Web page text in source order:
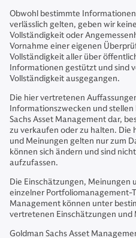
Obwohl bestimmte
verlässlich gelten, geben wir
Vollständigkeit oder
Vornahme einer eigenen
Vollständigkeit aller über
Informationen gestützt und sind
Vollständigkeit ausgegangen.
Die hier vertretenen
Informationszwecken und
Sachs Asset Management dar,
zu verkaufen oder zu halten. Die
und Meinungen gelten nur zum
können sich ändern und sind
aufzufassen.
Die Einschätzungen, Meinungen
einzelner Portfoliomanagement-
Management können unter
vertretenen Einschätzungen und
Goldman Sachs Asset